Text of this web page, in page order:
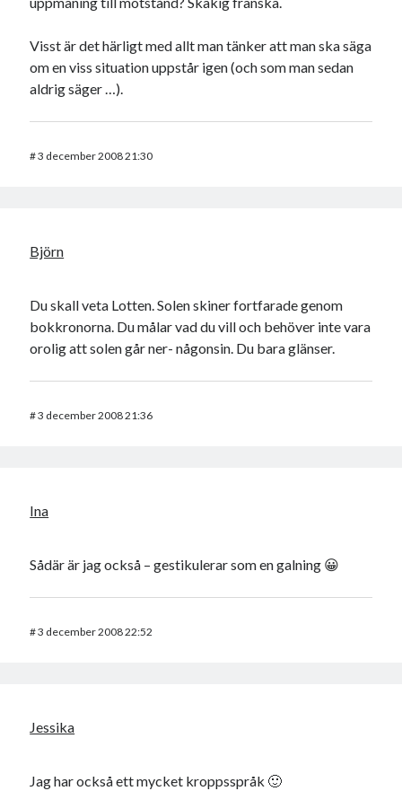
Visst är det härligt med allt man tänker att man ska säga
om en viss situation uppstår igen (och som man sedan
aldrig säger …).
#3 december 2008 21:30
Björn
Du skall veta Lotten. Solen skiner fortfarade genom
bokkronorna. Du målar vad du vill och behöver inte vara
orolig att solen går ner- någonsin. Du bara glänser.
#3 december 2008 21:36
Ina
Sådär är jag också – gestikulerar som en galning 😀
#3 december 2008 22:52
Jessika
Jag har också ett mycket kroppsspråk 🙂